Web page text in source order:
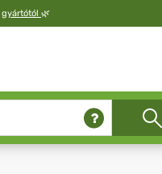
gyártótól 🌿